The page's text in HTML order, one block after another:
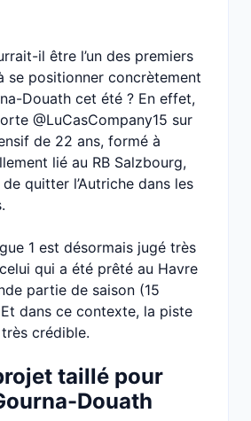
il être l’un des premiers
se positionner concrètement
Douath cet été ? En effet,
@LuCasCompany15 sur
de 22 ans, formé à
lié au RB Salzbourg,
quitter l’Autriche dans les
1 est désormais jugé très
qui a été prêté au Havre
partie de saison (15
dans ce contexte, la piste
crédible.
taillé pour
Douath